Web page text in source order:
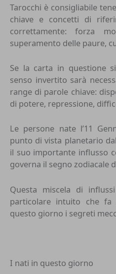
Tarocchi è consigliabile
chiave e concetti di
correttamente: forza
superamento delle paure,
Se la carta in questione
senso invertito sarà
range di parole chiave:
di potere, repressione,
Le persone nate l’11
punto di vista planetario
il suo importante influsso
governa il segno zodiacale
Questa miscela di
particolare intuito che
questo giorno i segreti
I nati in questo giorno